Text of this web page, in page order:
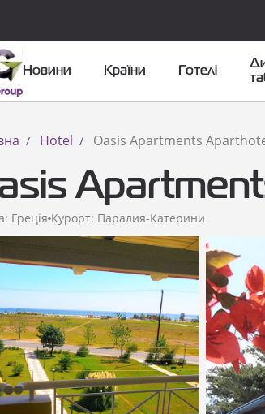
Новини Країни Готелі
Hotel Oasis Apartments
Греція Курорт: Паралия-Катерини